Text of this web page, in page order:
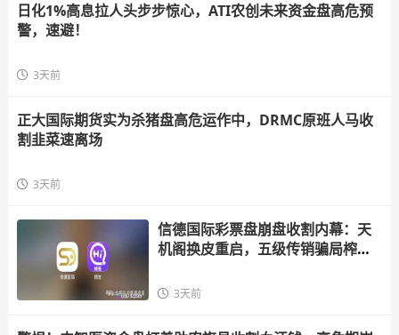
日化1%高息拉人头步步惊心，ATI农创未来资金盘高危预
警，速避！
3天前
正大国际期货实为杀猪盘高危运作中，DRMC原班人马收
割韭菜速离场
3天前
信德国际彩票盘崩盘收割内幕：天
机阁换皮重启，五级传销骗局榨干
3天前